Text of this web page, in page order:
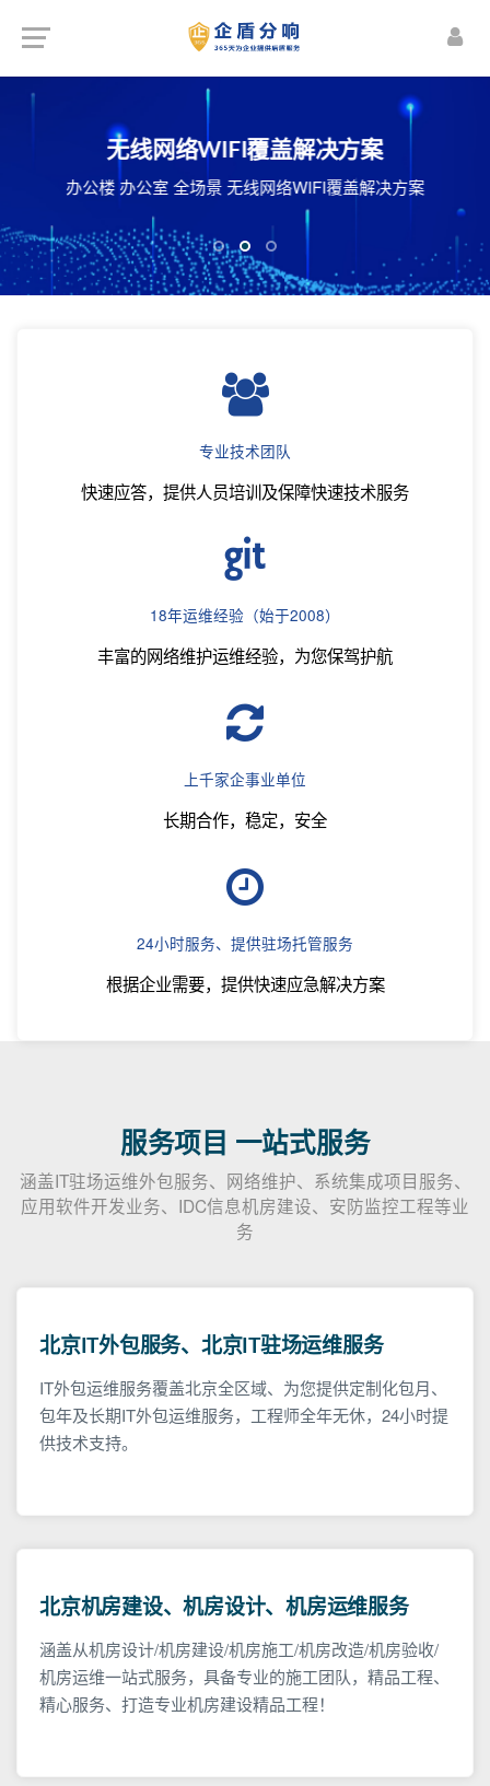
机房建设解决方案
机房 智能机房 整体机房建设施工解决方案
无线网络WIFI覆盖解决方案
办公楼 办公室 全场景 无线网络WIFI覆盖解决方案
楼宇智能化解决方案
监控 智能照明管理 安防预警 能源动力监控
专业技术团队
快速应答，提供人员培训及保障快速技术服务
18年运维经验（始于2008）
丰富的网络维护运维经验，为您保驾护航
上千家企事业单位
长期合作，稳定，安全
24小时服务、提供驻场托管服务
根据企业需要，提供快速应急解决方案
服务项目 一站式服务
涵盖IT驻场运维外包服务、网络维护、系统集成项目服务、
应用软件开发业务、IDC信息机房建设、安防监控工程等业
务
北京IT外包服务、北京IT驻场运维服务
IT外包运维服务覆盖北京全区域、为您提供定制化包月、
包年及长期IT外包运维服务，工程师全年无休，24小时提
供技术支持。
北京机房建设、机房设计、机房运维服务
涵盖从机房设计/机房建设/机房施工/机房改造/机房验收/
机房运维一站式服务，具备专业的施工团队，精品工程、
精心服务、打造专业机房建设精品工程！